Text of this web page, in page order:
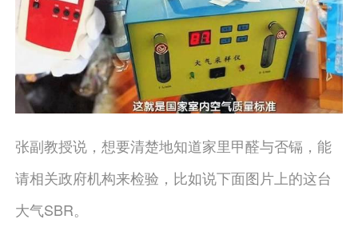
张副教授说，想要清楚地知道家里甲醛与否镉，能
请相关政府机构来检验，比如说下面图片上的这台
大气SBR。